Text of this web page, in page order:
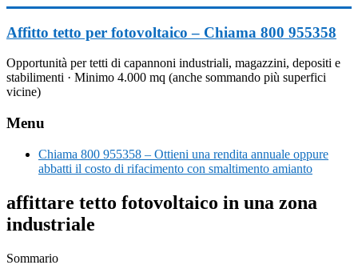
al
contenuto
Affitto tetto per fotovoltaico – Chiama 800 955358
Opportunità per tetti di capannoni industriali, magazzini, depositi e
stabilimenti · Minimo 4.000 mq (anche sommando più superfici
vicine)
Menu
Chiama 800 955358 – Ottieni una rendita annuale oppure
abbatti il costo di rifacimento con smaltimento amianto
affittare tetto fotovoltaico in una zona
industriale
Sommario